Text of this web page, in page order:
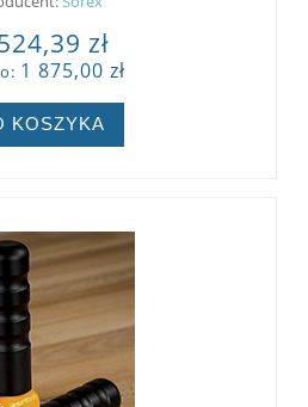
zł
1 875,00 zł
KOSZYKA